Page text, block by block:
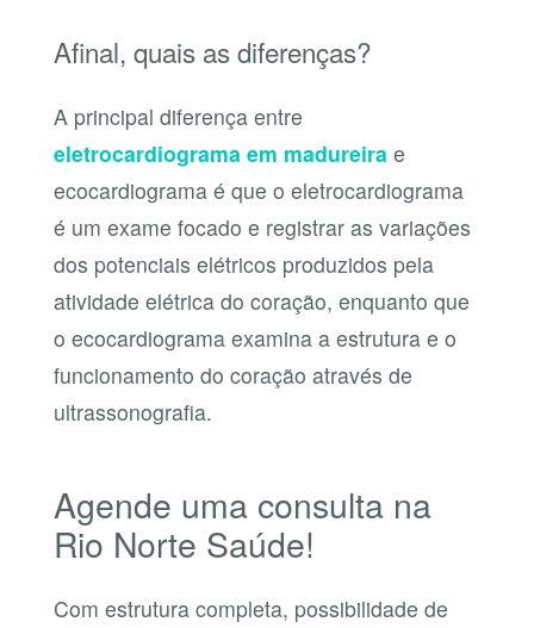
Afinal, quais as diferenças?
A principal diferença entre
eletrocardiograma em madureirae
ecocardiograma é que o eletrocardiograma
é um exame focado e registrar as variações
dos potenciais elétricos produzidos pela
atividade elétrica do coração, enquanto que
o ecocardiograma examina a estrutura e o
funcionamento do coração através de
ultrassonografia.
Agende uma consulta na
Rio Norte Saúde!
Com estrutura completa, possibilidade de